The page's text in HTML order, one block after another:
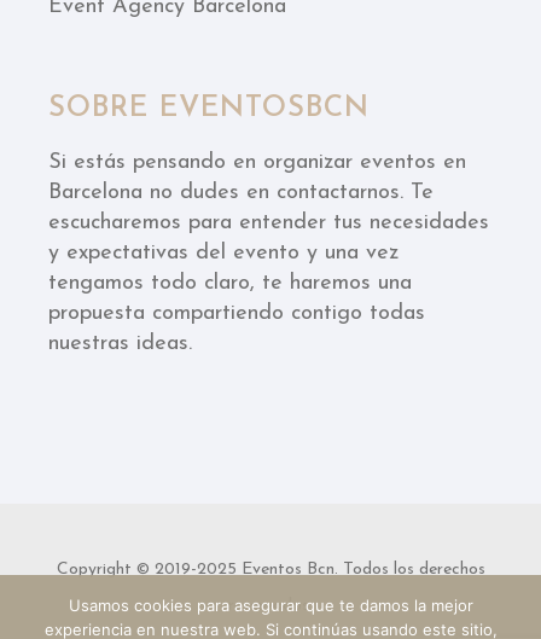
Event Agency Barcelona
SOBRE EVENTOSBCN
Si estás pensando en organizar eventos en
Barcelona no dudes en contactarnos. Te
escucharemos para entender tus necesidades
y expectativas del evento y una vez
tengamos todo claro, te haremos una
propuesta compartiendo contigo todas
nuestras ideas.
Copyright © 2019-2025 Eventos Bcn. Todos los derechos
reservados.
Usamos cookies para asegurar que te damos la mejor
experiencia en nuestra web. Si continúas usando este sitio,